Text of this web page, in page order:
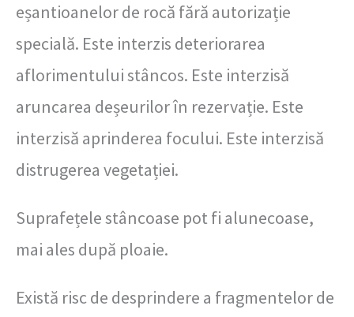
eșantioanelor de rocă fără autorizație
specială. Este interzis deteriorarea
aflorimentului stâncos. Este interzisă
aruncarea deșeurilor în rezervație. Este
interzisă aprinderea focului. Este interzisă
distrugerea vegetației.
Suprafețele stâncoase pot fi alunecoase,
mai ales după ploaie.
Există risc de desprindere a fragmentelor de